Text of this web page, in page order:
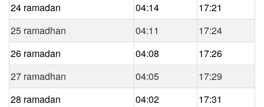
24 ramadan
04:14
17:21
25 ramadhan
04:11
17:24
26 ramadan
04:08
17:26
27 ramadhan
04:05
17:29
28 ramadan
04:02
17:31